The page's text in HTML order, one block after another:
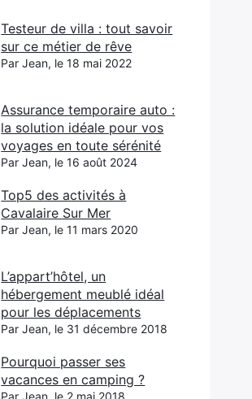
Testeur de villa : tout savoir
sur ce métier de rêve
Par Jean, le 18 mai 2022
Assurance temporaire auto :
la solution idéale pour vos
voyages en toute sérénité
Par Jean, le 16 août 2024
Top5 des activités à
Cavalaire Sur Mer
Par Jean, le 11 mars 2020
L’appart’hôtel, un
hébergement meublé idéal
pour les déplacements
Par Jean, le 31 décembre 2018
Pourquoi passer ses
vacances en camping ?
Par Jean, le 2 mai 2018